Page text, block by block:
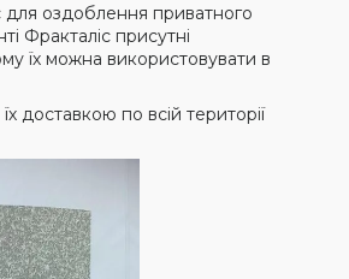
для оздоблення приватного
Фракталіс присутні
їх можна використовувати в
доставкою по всій території